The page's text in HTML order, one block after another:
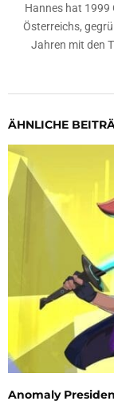
Hannes hat 1999
Österreichs,
Jahren mit den
ÄHNLICHE
Anomaly